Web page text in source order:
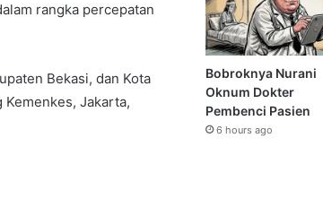
rangka percepatan
Bekasi, dan Kota
Kemenkes, Jakarta,
Bobroknya Nurani
Oknum Dokter
Pembenci Pasien
6 hours ago